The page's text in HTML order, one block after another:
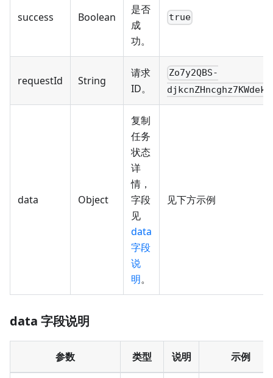
success Boolean
是否
成
功。
true
requestId String
请求
ID。
Zo7y2QBS-
data Object
复制
任务
状态
详
情，
字段
见
data
字段
说
明。
见下方示例
data 字段说明
参数 类型 说明 示例